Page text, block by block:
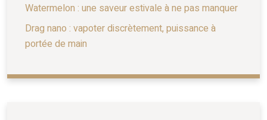
Watermelon : une saveur estivale à ne pas manquer
Drag nano : vapoter discrètement, puissance à
portée de main